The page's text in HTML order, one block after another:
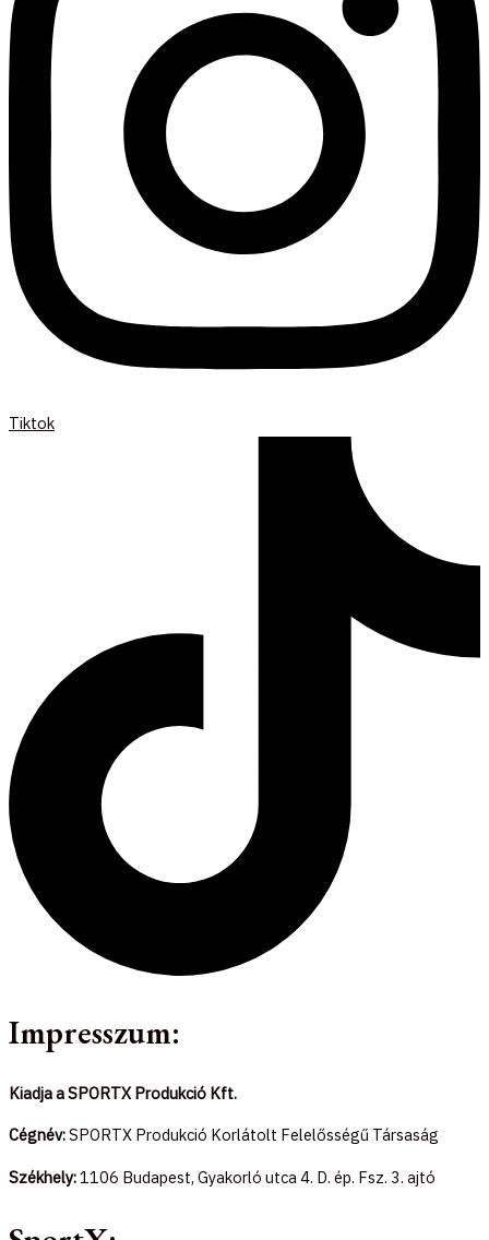
Tiktok
Impresszum:
Kiadja a SPORTX Produkció Kft.
Cégnév:SPORTX Produkció Korlátolt Felelősségű Társaság
Székhely:1106 Budapest, Gyakorló utca 4. D. ép. Fsz. 3. ajtó